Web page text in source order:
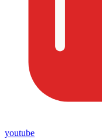
youtube